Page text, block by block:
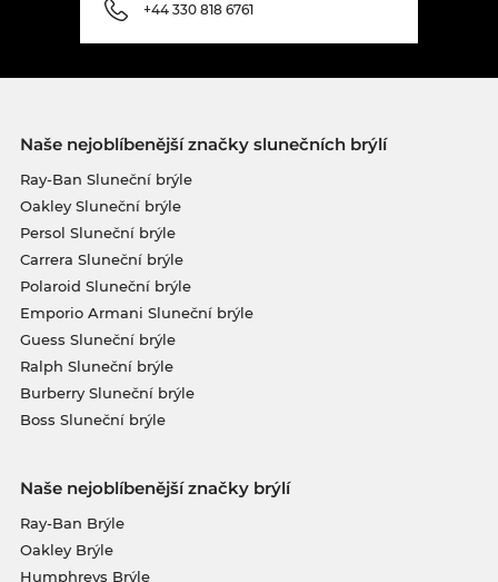
+44 330 818 6761
Naše nejoblíbenější značky slunečních brýlí
Ray-Ban Sluneční brýle
Oakley Sluneční brýle
Persol Sluneční brýle
Carrera Sluneční brýle
Polaroid Sluneční brýle
Emporio Armani Sluneční brýle
Guess Sluneční brýle
Ralph Sluneční brýle
Burberry Sluneční brýle
Boss Sluneční brýle
Naše nejoblíbenější značky brýlí
Ray-Ban Brýle
Oakley Brýle
Humphreys Brýle